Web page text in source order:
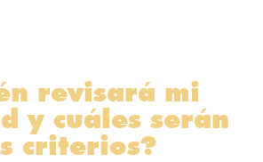
revisará mi
y cuáles serán
criterios?